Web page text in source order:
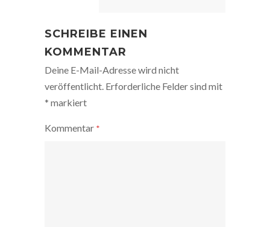
SCHREIBE EINEN
KOMMENTAR
Deine E-Mail-Adresse wird nicht
veröffentlicht. Erforderliche Felder sind mit
* markiert
Kommentar *